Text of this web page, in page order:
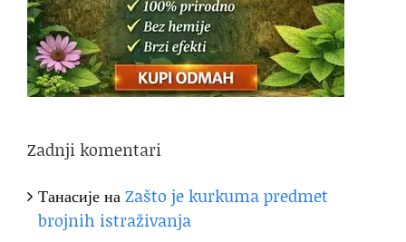
Zadnji komentari
ТанасијенаZašto je kurkuma predmet
brojnih istraživanja